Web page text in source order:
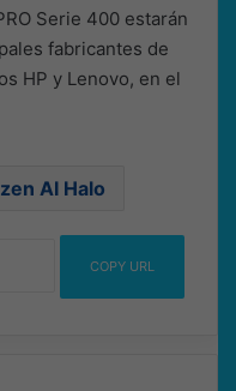
Serie 400 estarán
fabricantes de
HP y Lenovo, en el
AI Halo
COPY URL